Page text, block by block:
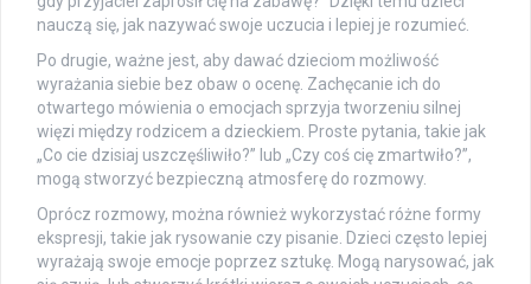
nauczą się, jak nazywać swoje uczucia i lepiej je rozumieć.
Po drugie, ważne jest, aby dawać dzieciom możliwość
wyrażania siebie bez obaw o ocenę. Zachęcanie ich do
otwartego mówienia o emocjach sprzyja tworzeniu silnej
więzi między rodzicem a dzieckiem. Proste pytania, takie jak
„Co cie dzisiaj uszczęśliwiło?” lub „Czy coś cię zmartwiło?”,
mogą stworzyć bezpieczną atmosferę do rozmowy.
Oprócz rozmowy, można również wykorzystać różne formy
ekspresji, takie jak rysowanie czy pisanie. Dzieci często lepiej
wyrażają swoje emocje poprzez sztukę. Mogą narysować, jak